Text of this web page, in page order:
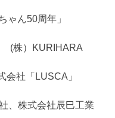
ゃん50周年」
(株）KURIHARA
会社「LUSCA」
、株式会社辰巳工業